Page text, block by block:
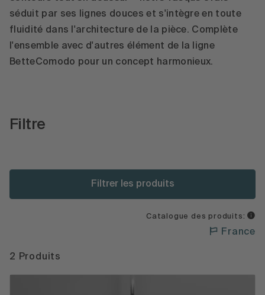
séduit par ses lignes douces et s'intègre en toute
fluidité dans l'architecture de la pièce. Complète
l'ensemble avec d'autres élément de la ligne
BetteComodo pour un concept harmonieux.
Filtre
Filtrer les produits
Catalogue des produits:
France
2 Produits